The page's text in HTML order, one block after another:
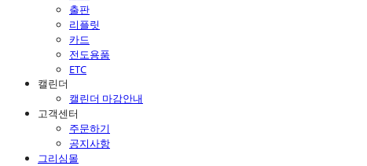
출판
리플릿
카드
전도용품
ETC
캘린더
캘린더 마감안내
고객센터
주문하기
공지사항
그리심몰